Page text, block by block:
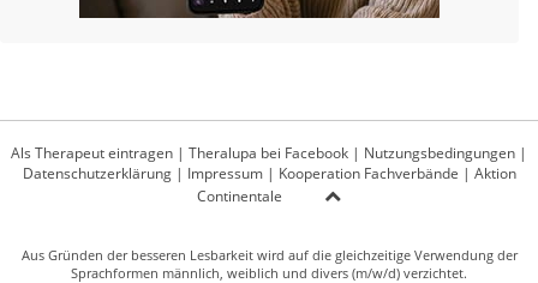
Als Therapeut eintragen | Theralupa bei Facebook | Nutzungsbedingungen |
Datenschutzerklärung| Impressum| Kooperation Fachverbände | Aktion
Continentale
Aus Gründen der besseren Lesbarkeit wird auf die gleichzeitige Verwendung der
Sprachformen männlich, weiblich und divers (m/w/d) verzichtet.